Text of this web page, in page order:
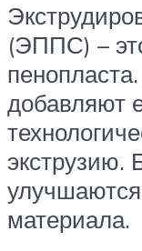
(ЭППС) –
добавляют
экструзию.
улучшаются
материала.